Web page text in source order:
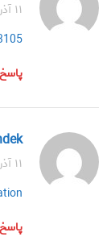
۱۱ آذر ۱۴۰۴ در ۵:۵۴ ق.ظ
پاسخ
۱۱ آذر ۱۴۰۴ در ۹:۴۳ ق.ظ
پاسخ